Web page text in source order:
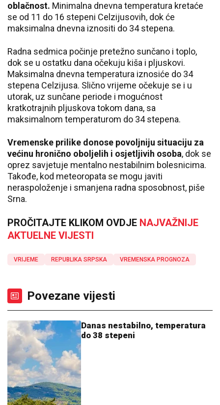
oblačnost. Minimalna dnevna temperatura kretaće
se od 11 do 16 stepeni Celzijusovih, dok će
maksimalna dnevna iznositi do 34 stepena.
Radna sedmica počinje pretežno sunčano i toplo,
dok se u ostatku dana očekuju kiša i pljuskovi.
Maksimalna dnevna temperatura iznosiće do 34
stepena Celzijusa. Slično vrijeme očekuje se i u
utorak, uz sunčane periode i mogućnost
kratkotrajnih pljuskova tokom dana, sa
maksimalnom temperaturom do 34 stepena.
Vremenske prilike donose povoljniju situaciju za
većinu hronično oboljelih i osjetljivih osoba, dok se
oprez savjetuje mentalno nestabilnim bolesnicima.
Takođe, kod meteoropata se mogu javiti
neraspoloženje i smanjena radna sposobnost, piše
Srna.
PROČITAJTE KLIKOM OVDJE NAJVAŽNIJE
AKTUELNE VIJESTI
VRIJEME REPUBLIKA SRPSKA VREMENSKA PROGNOZA
Povezane vijesti
Danas nestabilno, temperatura
do 38 stepeni